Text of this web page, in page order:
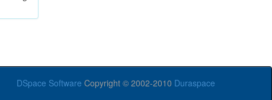
DSpace Software Copyright © 2002-2010 Duraspace